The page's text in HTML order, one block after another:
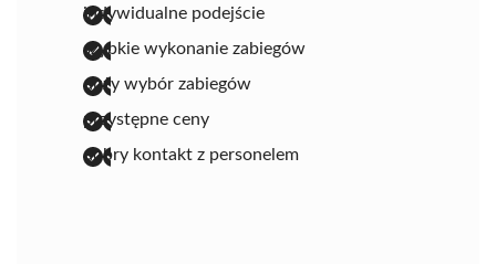
indywidualne podejście
szybkie wykonanie zabiegów
duży wybór zabiegów
przystępne ceny
dobry kontakt z personelem